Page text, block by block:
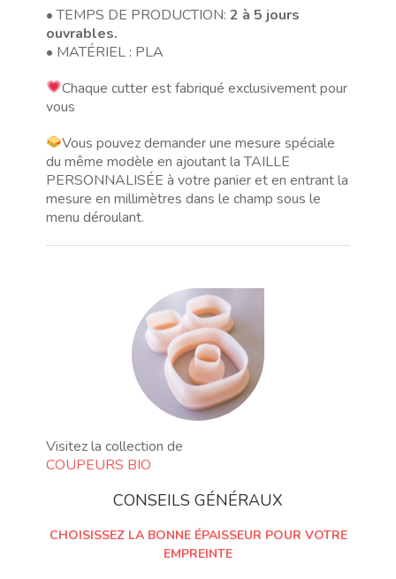
• TEMPS DE PRODUCTION:2 à 5 jours
ouvrables.
• MATÉRIEL : PLA
Chaque cutter est fabriqué exclusivement pour
vous
Vous pouvez demander une mesure spéciale
du même modèle en ajoutant la TAILLE
PERSONNALISÉE à votre panier et en entrant la
mesure en millimètres dans le champ sous le
menu déroulant.
Visitez la collection de
COUPEURS BIO
CONSEILS GÉNÉRAUX
CHOISISSEZ LA BONNE ÉPAISSEUR POUR VOTRE
EMPREINTE